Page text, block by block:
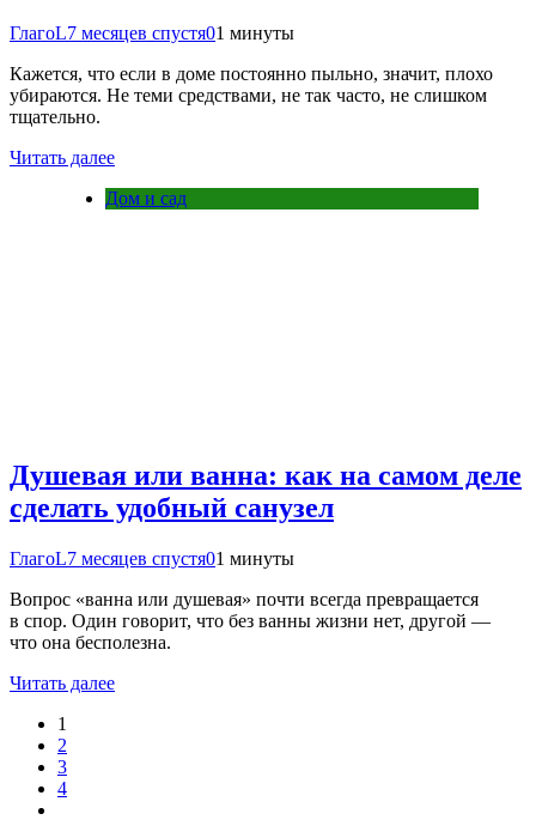
ГлагоL7 месяцев спустя01 минуты
Кажется, что если в доме постоянно пыльно, значит, плохо
убираются. Не теми средствами, не так часто, не слишком
тщательно.
Читать далее
Дом и сад
Душевая или ванна: как на самом деле
сделать удобный санузел
ГлагоL7 месяцев спустя01 минуты
Вопрос «ванна или душевая» почти всегда превращается
в спор. Один говорит, что без ванны жизни нет, другой —
что она бесполезна.
Читать далее
1
2
3
4